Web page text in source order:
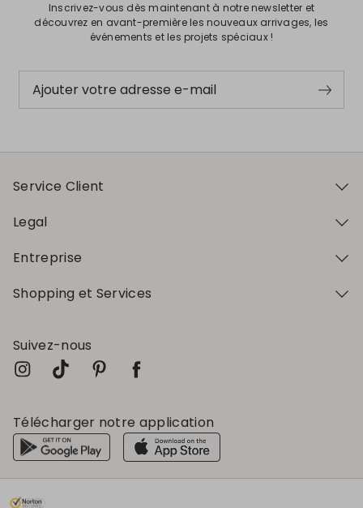
Inscrivez-vous dès maintenant à notre newsletter et
découvrez en avant-première les nouveaux arrivages, les
événements et les projets spéciaux !
Ajouter votre adresse e-mail
Service Client
Legal
Entreprise
Shopping et Services
Suivez-nous
Télécharger notre application